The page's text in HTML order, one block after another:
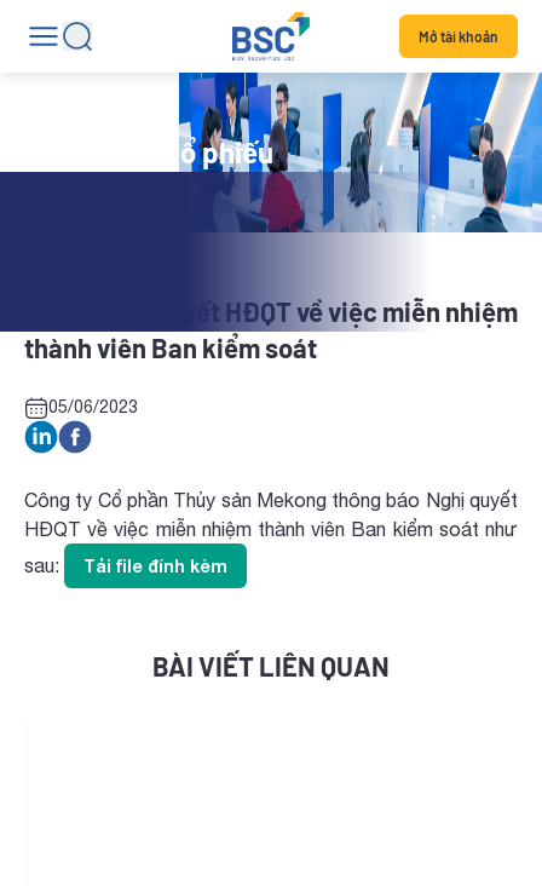
Mở tài khoản
Tin tức mã cổ phiếu
AAM: Nghị quyết HĐQT về việc miễn nhiệm
thành viên Ban kiểm soát
05/06/2023
Công ty Cổ phần Thủy sản Mekong thông báo Nghị quyết
HĐQT về việc miễn nhiệm thành viên Ban kiểm soát như
sau:
Tải file đính kèm
BÀI VIẾT LIÊN QUAN